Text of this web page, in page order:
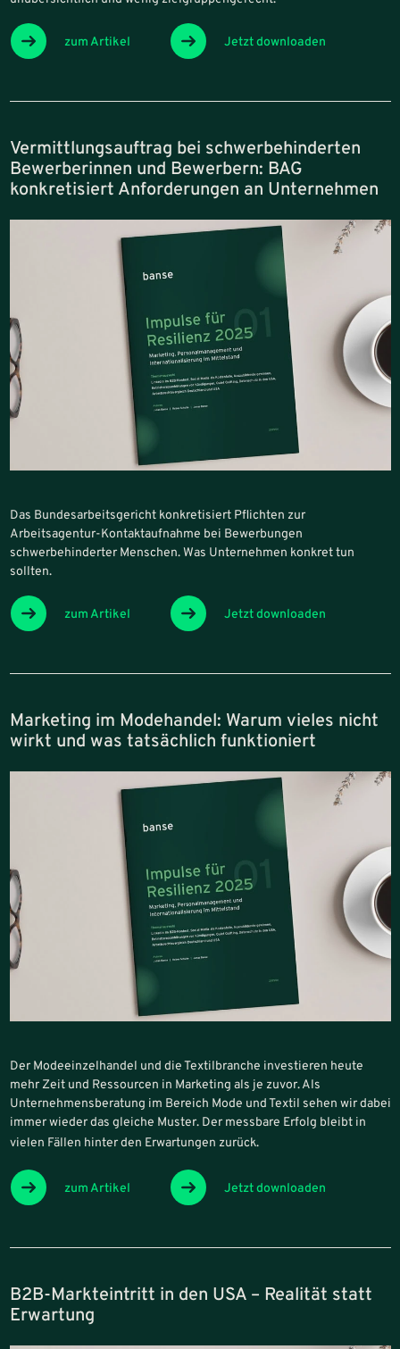
zum Artikel Jetzt downloaden
Vermittlungsauftrag bei schwerbehinderten
Bewerberinnen und Bewerbern: BAG
konkretisiert Anforderungen an Unternehmen
Das Bundesarbeitsgericht konkretisiert Pflichten zur
Arbeitsagentur-Kontaktaufnahme bei Bewerbungen
schwerbehinderter Menschen. Was Unternehmen konkret tun
sollten.
zum Artikel Jetzt downloaden
Marketing im Modehandel: Warum vieles nicht
wirkt und was tatsächlich funktioniert
Der Modeeinzelhandel und die Textilbranche investieren heute
mehr Zeit und Ressourcen in Marketing als je zuvor. Als
Unternehmensberatung im Bereich Mode und Textil sehen wir dabei
immer wieder das gleiche Muster. Der messbare Erfolg bleibt in
vielen Fällen hinter den Erwartungen zurück.
zum Artikel Jetzt downloaden
B2B-Markteintritt in den USA – Realität statt
Erwartung